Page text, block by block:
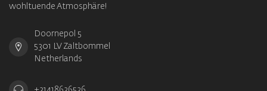
wohltuende Atmosphäre!
Doornepol 5
5301 LV Zaltbommel
Netherlands